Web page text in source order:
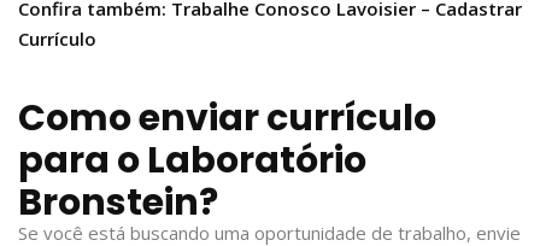
Confira também: Trabalhe Conosco Lavoisier – Cadastrar
Currículo
Como enviar currículo
para o Laboratório
Bronstein?
Se você está buscando uma oportunidade de trabalho, envie